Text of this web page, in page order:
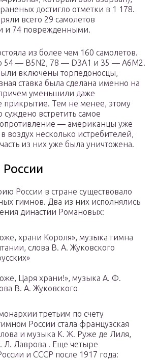
достигло отметки в 1 178.
всего 29 самолетов
и 74 поврежденными.
из более чем 160 самолетов.
54 — B5N2, 78 — D3A1 и 35 — A6M2.
включены торпедоносцы,
ставка была сделана именно на
уменьшили даже
прикрытие. Тем не менее, этому
встретить самое
— американцы уже
воздух несколько истребителей,
из них уже была уничтожена.
России в стране существовало
гимнов. Два из них исполнялись
династии Романовых:
храни Короля», музыка гимна
слова В. А. Жуковского
Царя храни!», музыка А. Ф.
В. А. Жуковского
третьим по счету
России стала французская
и музыка К. Ж. Руже де Лиля,
Л. Лаврова . Еще четыре
и СССР после 1917 года: